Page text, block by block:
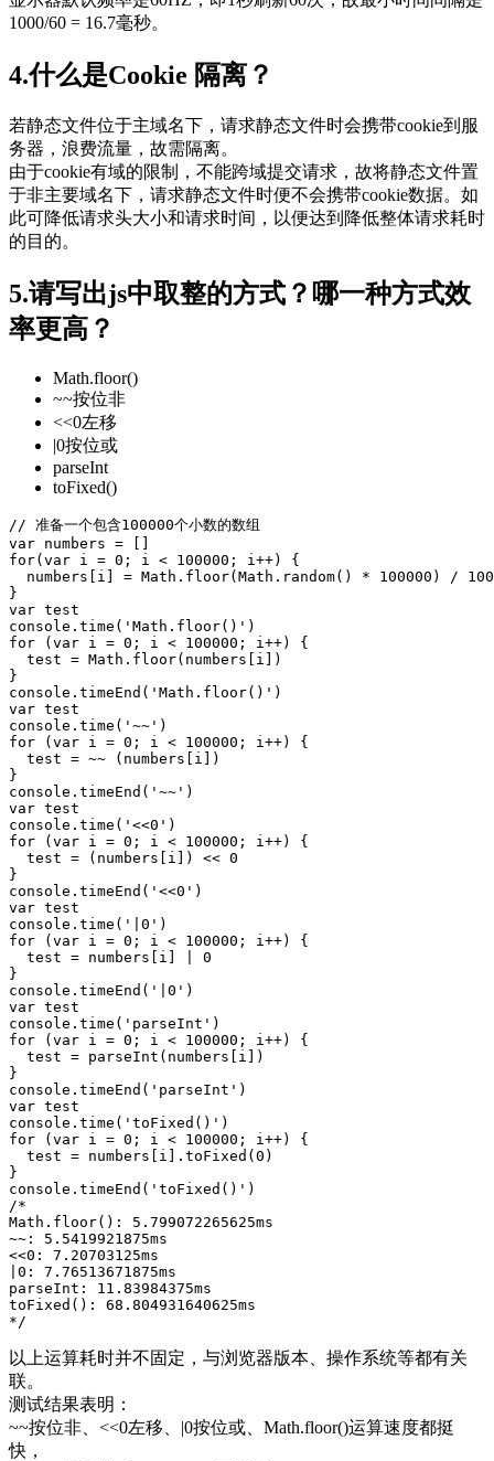
1000/60 = 16.7毫秒。
4.什么是Cookie 隔离？
若静态文件位于主域名下，请求静态文件时会携带cookie到服
务器，浪费流量，故需隔离。
由于cookie有域的限制，不能跨域提交请求，故将静态文件置
于非主要域名下，请求静态文件时便不会携带cookie数据。如
此可降低请求头大小和请求时间，以便达到降低整体请求耗时
的目的。
5.请写出js中取整的方式？哪一种方式效
率更高？
Math.floor()
~~按位非
<<0左移
|0按位或
parseInt
toFixed()
// 准备一个包含100000个小数的数组
var numbers =
for( var i = 0 ; i < 100000 ; i ++) {
  numbers[i]
= Math . floor( Math . random() * 100000 ) /
var
console . time ( ' Math.floor() '
for ( var i = 0 ; i < 100000 ; i ++) {
  test
= Math . floor(numbers[i])
console . timeEnd ( ' Math.floor() '
var
console . time ( ' ~~ '
for ( var i = 0 ; i < 100000 ; i ++) {
  test
= ~~ (numbers[i])
console . timeEnd ( ' ~~ '
var
console . time ( ' <<0 '
for ( var i = 0 ; i < 100000 ; i ++) {
  test
= (numbers[i]) << 0
console . timeEnd ( ' <<0 '
var
console . time ( ' |0 '
for ( var i = 0 ; i < 100000 ; i ++) {
  test
= numbers[i]
0
console . timeEnd ( ' |0 '
var
console . time ( ' parseInt '
for ( var i = 0 ; i < 100000 ; i ++) {
  test
= parseInt (numbers[i])
console . timeEnd ( ' parseInt '
var
console . time ( ' toFixed() '
for ( var i = 0 ; i < 100000 ; i ++) {
  test
= numbers[i]. toFixed ( 0 )
console . timeEnd ( ' toFixed() '
/*
Math.floor(): 5.799072265625ms
~~: 5.5419921875ms
<<0: 7.20703125ms
|0: 7.76513671875ms
parseInt: 11.83984375ms
toFixed(): 68.804931640625ms
*/
以上运算耗时并不固定，与浏览器版本、操作系统等都有关
联。
测试结果表明：
~~按位非、<<0左移、|0按位或、Math.floor()运算速度都挺
快，